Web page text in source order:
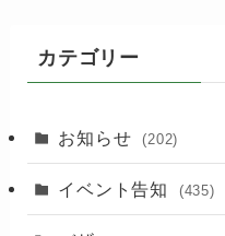
カテゴリー
お知らせ (202)
イベント告知 (435)